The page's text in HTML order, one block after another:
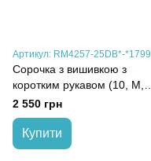
Артикул: RM4257-25DB*-*1799
Сорочка з вишивкою з
коротким рукавом (10, M,
Papyrus, молочний)
2 550 грн
Купити